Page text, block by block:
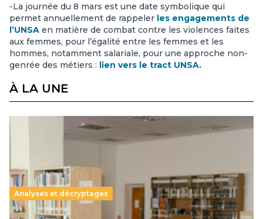
-La journée du 8 mars est une date symbolique qui
permet annuellement de rappeler les engagements de
l’UNSA en matière de combat contre les violences faites
aux femmes, pour l’égalité entre les femmes et les
hommes, notamment salariale, pour une approche non-
genrée des métiers : lien vers le tract UNSA.
À LA UNE
Analyses et décryptages